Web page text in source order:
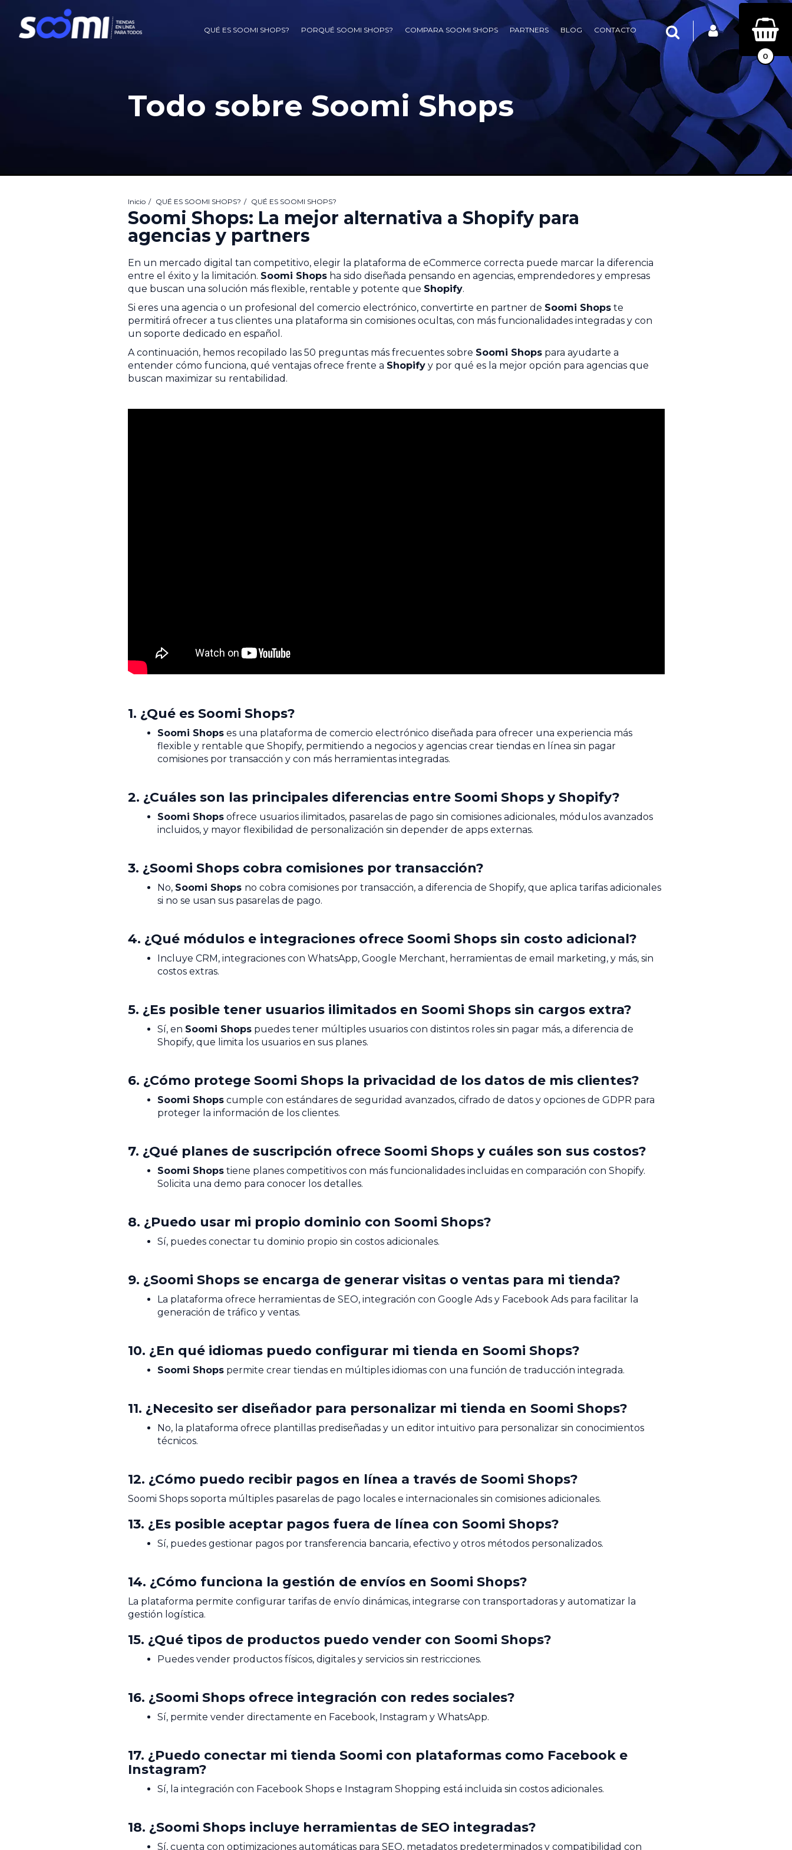
QUÉ ES SOOMI SHOPS? PORQUÉ SOOMI SHOPS? COMPARA SOOMI SHOPS PARTNERS BLOG CONTACTO INICIAR SESIÓN
Buscar
0
Todo sobre Soomi Shops
Inicio QUÉ ES SOOMI SHOPS? QUÉ ES SOOMI SHOPS?
Soomi Shops: La mejor alternativa a Shopify para
agencias y partners
En un mercado digital tan competitivo, elegir la plataforma de eCommerce correcta puede marcar la diferencia
entre el éxito y la limitación. Soomi Shopsha sido diseñada pensando en agencias, emprendedores y empresas
que buscan una solución más flexible, rentable y potente que Shopify.
Si eres una agencia o un profesional del comercio electrónico, convertirte en partner de Soomi Shopste
permitirá ofrecer a tus clientes una plataforma sin comisiones ocultas, con más funcionalidades integradas y con
un soporte dedicado en español.
A continuación, hemos recopilado las 50 preguntas más frecuentes sobre Soomi Shopspara ayudarte a
entender cómo funciona, qué ventajas ofrece frente a Shopifyy por qué es la mejor opción para agencias que
buscan maximizar su rentabilidad.
1. ¿Qué es Soomi Shops?
Soomi Shopses una plataforma de comercio electrónico diseñada para ofrecer una experiencia más
flexible y rentable que Shopify, permitiendo a negocios y agencias crear tiendas en línea sin pagar
comisiones por transacción y con más herramientas integradas.
2. ¿Cuáles son las principales diferencias entre Soomi Shops y Shopify?
Soomi Shopsofrece usuarios ilimitados, pasarelas de pago sin comisiones adicionales, módulos avanzados
incluidos, y mayor flexibilidad de personalización sin depender de apps externas.
3. ¿Soomi Shops cobra comisiones por transacción?
No, Soomi Shops no cobra comisiones por transacción, a diferencia de Shopify, que aplica tarifas adicionales
si no se usan sus pasarelas de pago.
4. ¿Qué módulos e integraciones ofrece Soomi Shops sin costo adicional?
Incluye CRM, integraciones con WhatsApp, Google Merchant, herramientas de email marketing, y más, sin
costos extras.
5. ¿Es posible tener usuarios ilimitados en Soomi Shops sin cargos extra?
Sí, en Soomi Shopspuedes tener múltiples usuarios con distintos roles sin pagar más, a diferencia de
Shopify, que limita los usuarios en sus planes.
6. ¿Cómo protege Soomi Shops la privacidad de los datos de mis clientes?
Soomi Shopscumple con estándares de seguridad avanzados, cifrado de datos y opciones de GDPR para
proteger la información de los clientes.
7. ¿Qué planes de suscripción ofrece Soomi Shops y cuáles son sus costos?
Soomi Shopstiene planes competitivos con más funcionalidades incluidas en comparación con Shopify.
Solicita una demo para conocer los detalles.
8. ¿Puedo usar mi propio dominio con Soomi Shops?
Sí, puedes conectar tu dominio propio sin costos adicionales.
9. ¿Soomi Shops se encarga de generar visitas o ventas para mi tienda?
La plataforma ofrece herramientas de SEO, integración con Google Ads y Facebook Ads para facilitar la
generación de tráfico y ventas.
10. ¿En qué idiomas puedo configurar mi tienda en Soomi Shops?
Soomi Shopspermite crear tiendas en múltiples idiomas con una función de traducción integrada.
11. ¿Necesito ser diseñador para personalizar mi tienda en Soomi Shops?
No, la plataforma ofrece plantillas prediseñadas y un editor intuitivo para personalizar sin conocimientos
técnicos.
12. ¿Cómo puedo recibir pagos en línea a través de Soomi Shops?
Soomi Shops soporta múltiples pasarelas de pago locales e internacionales sin comisiones adicionales.
13. ¿Es posible aceptar pagos fuera de línea con Soomi Shops?
Sí, puedes gestionar pagos por transferencia bancaria, efectivo y otros métodos personalizados.
14. ¿Cómo funciona la gestión de envíos en Soomi Shops?
La plataforma permite configurar tarifas de envío dinámicas, integrarse con transportadoras y automatizar la
gestión logística.
15. ¿Qué tipos de productos puedo vender con Soomi Shops?
Puedes vender productos físicos, digitales y servicios sin restricciones.
16. ¿Soomi Shops ofrece integración con redes sociales?
Sí, permite vender directamente en Facebook, Instagram y WhatsApp.
17. ¿Puedo conectar mi tienda Soomi con plataformas como Facebook e
Instagram?
Sí, la integración con Facebook Shops e Instagram Shopping está incluida sin costos adicionales.
18. ¿Soomi Shops incluye herramientas de SEO integradas?
Sí, cuenta con optimizaciones automáticas para SEO, metadatos predeterminados y compatibilidad con